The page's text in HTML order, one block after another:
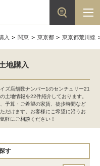
入 関東 東京都 東京都荒川線
地購入
ズ店舗数ナンバー1のセンチュリー21
土地情報を22件紹介しております。
予算・ご希望の家賃、徒歩時間など
だけます。お客様にご希望に沿うお
軽にご相談ください！
す